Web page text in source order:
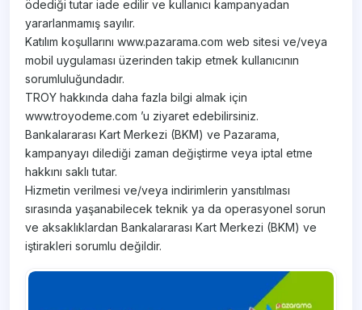
ödediği tutar iade edilir ve kullanıcı kampanyadan
yararlanmamış sayılır.
Katılım koşullarını www.pazarama.com web sitesi ve/veya
mobil uygulaması üzerinden takip etmek kullanıcının
sorumluluğundadır.
TROY hakkında daha fazla bilgi almak için
www.troyodeme.com ’u ziyaret edebilirsiniz.
Bankalararası Kart Merkezi (BKM) ve Pazarama,
kampanyayı dilediği zaman değiştirme veya iptal etme
hakkını saklı tutar.
Hizmetin verilmesi ve/veya indirimlerin yansıtılması
sırasında yaşanabilecek teknik ya da operasyonel sorun
ve aksaklıklardan Bankalararası Kart Merkezi (BKM) ve
iştirakleri sorumlu değildir.